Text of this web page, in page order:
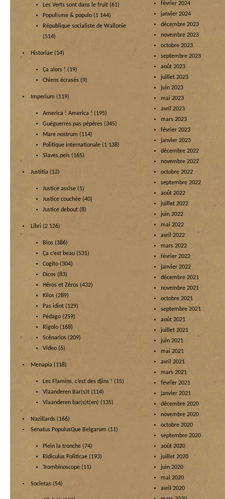
Les Verts sont dans le fruit (61)
Populisme & populo (1 144)
République socialiste de Wallonie
(514)
Historiae (14)
Ça alors ! (19)
Chiens écrasés (9)
Imperium (119)
America ! America ! (195)
Guéguerres pas pépères (345)
Mare nostrum (114)
Politique internationale (1 138)
Slaves peïs (165)
Justitia (12)
Justice assise (1)
Justice couchée (40)
Justice debout (8)
Libri (2 126)
Bios (386)
Ça c’est beau (531)
Cogito (304)
Dicos (83)
Héros et Zéros (432)
Kilos (289)
Pas idiot (129)
Pédago (259)
Rigolo (168)
Scénarios (209)
Video (6)
Menapia (118)
Les Flamins, c’est des djins ! (15)
Vlaanderen Bar(s)t (114)
Vlaanderen bar(s)t(en) (135)
Nazillards (166)
Senatus PopulusQue Belgarum (11)
Plein la tronche (74)
Ridiculus Politicae (193)
Trombinoscope (11)
Societas (54)
février 2024
janvier 2024
décembre 2023
novembre 2023
octobre 2023
septembre 2023
août 2023
juillet 2023
juin 2023
mai 2023
avril 2023
mars 2023
février 2023
janvier 2023
décembre 2022
novembre 2022
octobre 2022
septembre 2022
août 2022
juillet 2022
juin 2022
mai 2022
avril 2022
mars 2022
février 2022
janvier 2022
décembre 2021
novembre 2021
octobre 2021
septembre 2021
août 2021
juillet 2021
juin 2021
mai 2021
avril 2021
mars 2021
février 2021
janvier 2021
décembre 2020
novembre 2020
octobre 2020
septembre 2020
août 2020
juillet 2020
juin 2020
mai 2020
avril 2020